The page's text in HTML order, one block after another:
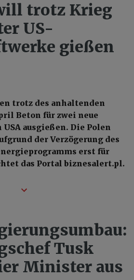
trotz Krieg
US-
gießen
trotz des anhaltenden
Beton für zwei neue
USA ausgießen. Die Polen
der Verzögerung des
erst für
das Portal biznesalert.pl.
Tusk
Minister aus